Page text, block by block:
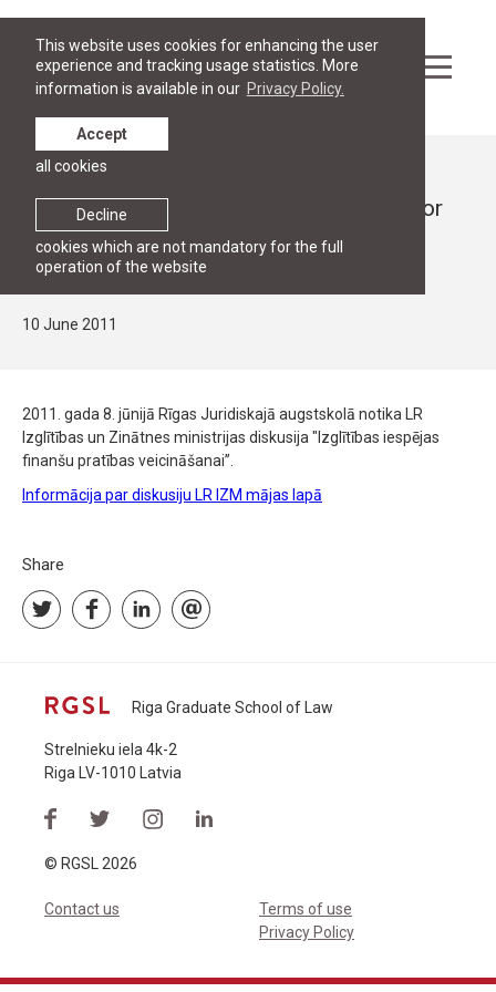
This website uses cookies for enhancing the user
experience and tracking usage statistics. More
information is available in our Privacy Policy.
Decline
cookies which are not mandatory for the full
operation of the website
Accept
all cookies
Discussion "Educational opportunties for
financial literacy" by the Ministry of
Education of Latvia
10 June 2011
2011. gada 8. jūnijā Rīgas Juridiskajā augstskolā notika LR
Izglītības un Zinātnes ministrijas diskusija "Izglītības iespējas
finanšu pratības veicināšanai”.
Informācija par diskusiju LR IZM mājas lapā
Share
Riga Graduate School of Law
Strelnieku iela 4k-2
Riga LV-1010 Latvia
© RGSL 2026
Contact us
Terms of use
Privacy Policy